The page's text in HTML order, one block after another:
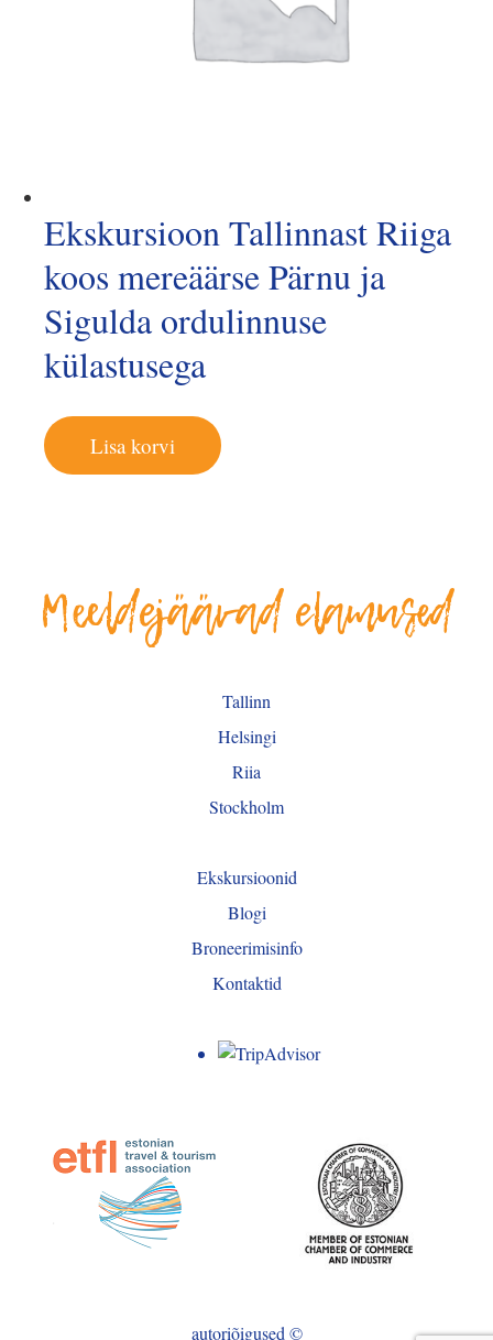
Ekskursioon Tallinnast Riiga
koos mereäärse Pärnu ja
Sigulda ordulinnuse
külastusega
Lisa korvi
Meeldejäävad elamused
Tallinn
Helsingi
Riia
Stockholm
Ekskursioonid
Blogi
Broneerimisinfo
Kontaktid
autoriõigused ©